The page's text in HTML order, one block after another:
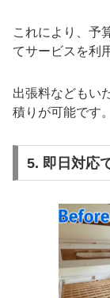
これにより、予
てサービスを利
出張料などもい
積りが可能です。
5. 即日対応